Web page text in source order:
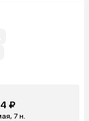
₽
7 н.